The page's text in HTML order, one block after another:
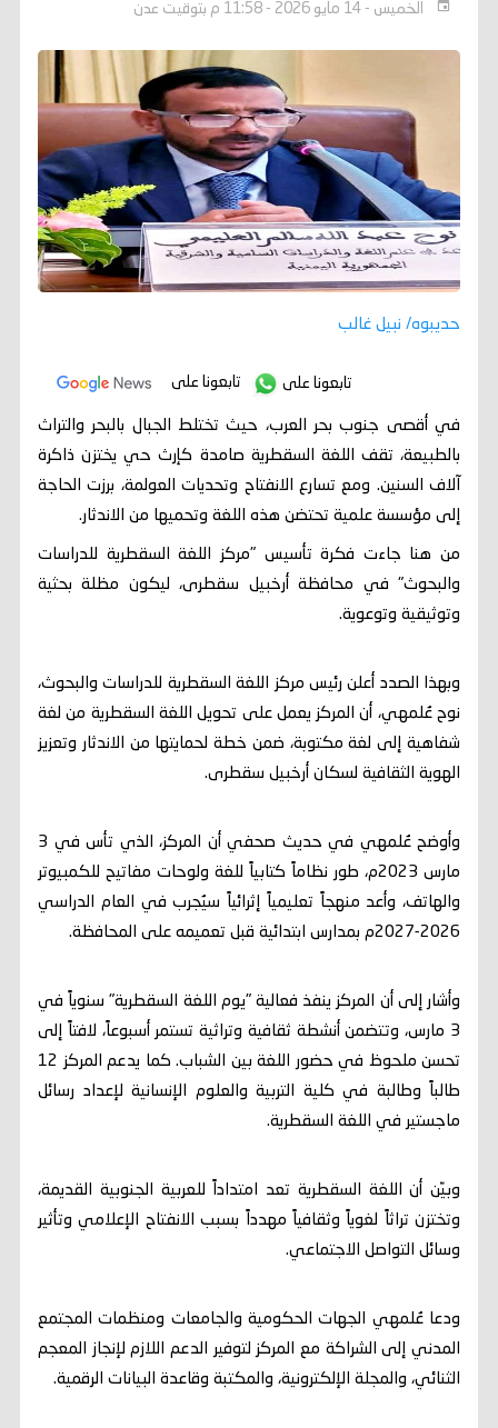
الخميس - 14 مايو 2026 - 11:58 م بتوقيت عدن
حديبوه/ نبيل غالب
تابعونا على تابعونا على
في أقصى جنوب بحر العرب، حيث تختلط الجبال بالبحر والتراث
بالطبيعة، تقف اللغة السقطرية صامدة كإرث حي يختزن ذاكرة
آلاف السنين. ومع تسارع الانفتاح وتحديات العولمة، برزت الحاجة
إلى مؤسسة علمية تحتضن هذه اللغة وتحميها من الاندثار.
من هنا جاءت فكرة تأسيس "مركز اللغة السقطرية للدراسات
والبحوث" في محافظة أرخبيل سقطرى، ليكون مظلة بحثية
وتوثيقية وتوعوية.
وبهذا الصدد أعلن رئيس مركز اللغة السقطرية للدراسات والبحوث،
نوح عُلمهي، أن المركز يعمل على تحويل اللغة السقطرية من لغة
شفاهية إلى لغة مكتوبة، ضمن خطة لحمايتها من الاندثار وتعزيز
الهوية الثقافية لسكان أرخبيل سقطرى.
وأوضح عُلمهي في حديث صحفي أن المركز، الذي تأس في 3
مارس 2023م، طور نظاماً كتابياً للغة ولوحات مفاتيح للكمبيوتر
والهاتف، وأعد منهجاً تعليمياً إثرائياً سيُجرب في العام الدراسي
2026-2027م بمدارس ابتدائية قبل تعميمه على المحافظة.
وأشار إلى أن المركز ينفذ فعالية "يوم اللغة السقطرية" سنوياً في
3 مارس، وتتضمن أنشطة ثقافية وتراثية تستمر أسبوعاً، لافتاً إلى
تحسن ملحوظ في حضور اللغة بين الشباب. كما يدعم المركز 12
طالباً وطالبة في كلية التربية والعلوم الإنسانية لإعداد رسائل
ماجستير في اللغة السقطرية.
وبيّن أن اللغة السقطرية تعد امتداداً للعربية الجنوبية القديمة،
وتختزن تراثاً لغوياً وثقافياً مهدداً بسبب الانفتاح الإعلامي وتأثير
وسائل التواصل الاجتماعي.
ودعا عُلمهي الجهات الحكومية والجامعات ومنظمات المجتمع
المدني إلى الشراكة مع المركز لتوفير الدعم اللازم لإنجاز المعجم
الثنائي، والمجلة الإلكترونية، والمكتبة وقاعدة البيانات الرقمية.